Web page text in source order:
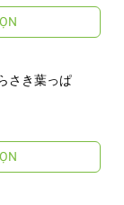
さき葉っぱ